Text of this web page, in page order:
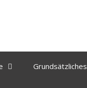
Grundsätzliches